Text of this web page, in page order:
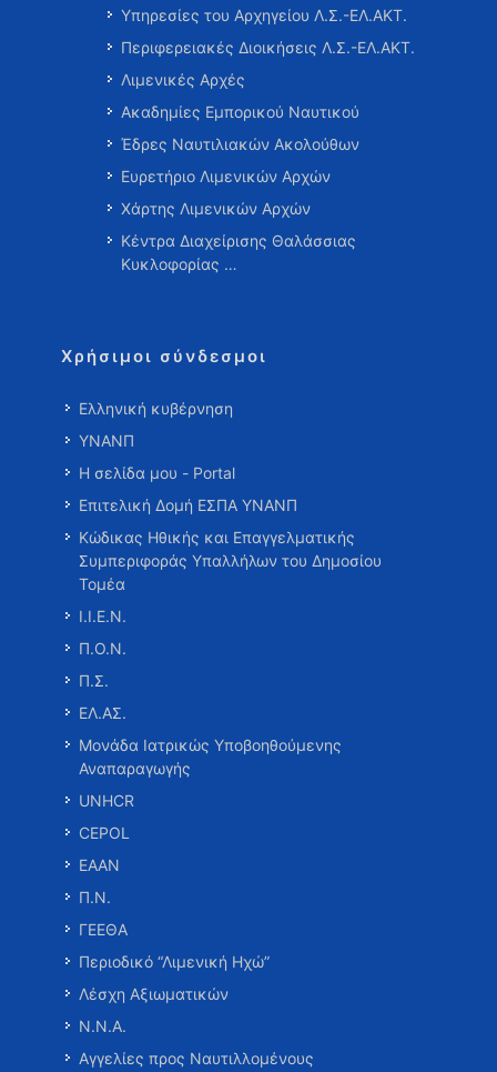
Υπηρεσίες του Αρχηγείου Λ.Σ.-ΕΛ.ΑΚΤ.
Περιφερειακές Διοικήσεις Λ.Σ.-ΕΛ.ΑΚΤ.
Λιμενικές Αρχές
Ακαδημίες Εμπορικού Ναυτικού
Έδρες Ναυτιλιακών Ακολούθων
Ευρετήριο Λιμενικών Αρχών
Χάρτης Λιμενικών Αρχών
Κέντρα Διαχείρισης Θαλάσσιας
Κυκλοφορίας …
Χρήσιμοι σύνδεσμοι
Ελληνική κυβέρνηση
ΥΝΑΝΠ
Η σελίδα μου - Portal
Επιτελική Δομή ΕΣΠΑ ΥΝΑΝΠ
Κώδικας Ηθικής και Επαγγελματικής
Συμπεριφοράς Υπαλλήλων του Δημοσίου
Τομέα
Ι.Ι.Ε.Ν.
Π.Ο.Ν.
Π.Σ.
ΕΛ.ΑΣ.
Μονάδα Ιατρικώς Υποβοηθούμενης
Αναπαραγωγής
UNHCR
CEPOL
ΕΑΑΝ
Π.Ν.
ΓΕΕΘΑ
Περιοδικό “Λιμενική Ηχώ”
Λέσχη Αξιωματικών
Ν.Ν.Α.
Αγγελίες προς Ναυτιλλομένους